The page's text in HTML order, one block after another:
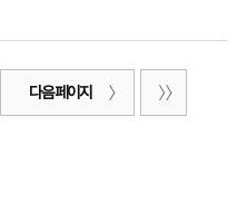
다음 페이지